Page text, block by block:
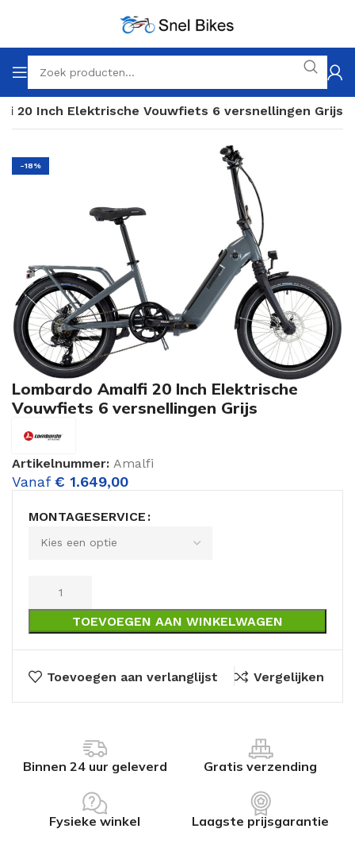
20 Inch Elektrische Vouwfiets 6 versnellingen Grijs
-18%
Lombardo Amalfi 20 Inch Elektrische
Vouwfiets 6 versnellingen Grijs
Artikelnummer: Amalfi
Vanaf € 1.649,00
MONTAGESERVICE
TOEVOEGEN AAN WINKELWAGEN
Toevoegen aan verlanglijst Vergelijken
Binnen 24 uur geleverd Gratis verzending
Fysieke winkel Laagste prijsgarantie